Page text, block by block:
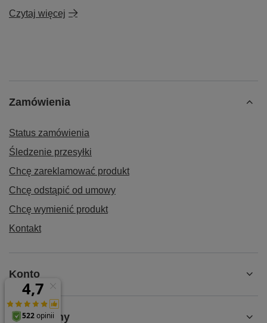
Czytaj więcej
Zamówienia
Status zamówienia
Śledzenie przesyłki
Chcę zareklamować produkt
Chcę odstąpić od umowy
Chcę wymienić produkt
Kontakt
Konto
Regulaminy